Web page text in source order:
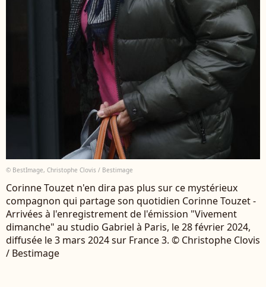
© BestImage, Christophe Clovis / Bestimage
Corinne Touzet n'en dira pas plus sur ce mystérieux
compagnon qui partage son quotidien Corinne Touzet -
Arrivées à l'enregistrement de l'émission "Vivement
dimanche" au studio Gabriel à Paris, le 28 février 2024,
diffusée le 3 mars 2024 sur France 3. © Christophe Clovis
/ Bestimage